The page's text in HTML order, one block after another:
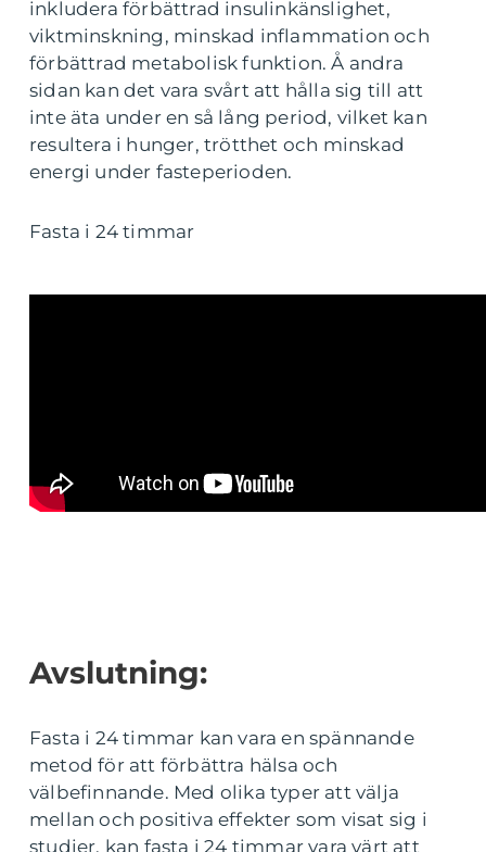
inkludera förbättrad insulinkänslighet,
viktminskning, minskad inflammation och
förbättrad metabolisk funktion. Å andra
sidan kan det vara svårt att hålla sig till att
inte äta under en så lång period, vilket kan
resultera i hunger, trötthet och minskad
energi under fasteperioden.
Fasta i 24 timmar
Avslutning:
Fasta i 24 timmar kan vara en spännande
metod för att förbättra hälsa och
välbefinnande. Med olika typer att välja
mellan och positiva effekter som visat sig i
studier, kan fasta i 24 timmar vara värt att